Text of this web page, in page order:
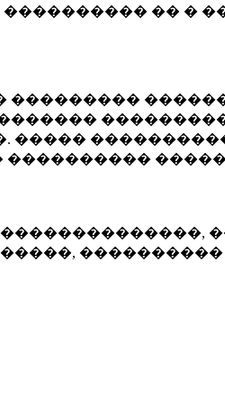
�� �
���������
�����